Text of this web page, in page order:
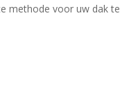
methode voor uw dak te